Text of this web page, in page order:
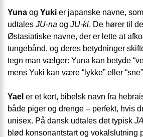
Yuna og Yuki er japanske navne,
udtales JU-na og JU-ki. De hører til
Østasiatiske navne, der er lette at
tungebånd, og deres betydninger
tegn man vælger: Yuna kan betyde
mens Yuki kan være “lykke” eller
Yael er et kort, bibelsk navn fra
både piger og drenge – perfekt, hvis
unisex. På dansk udtales det typisk
blød konsonantstart og vokalslutning